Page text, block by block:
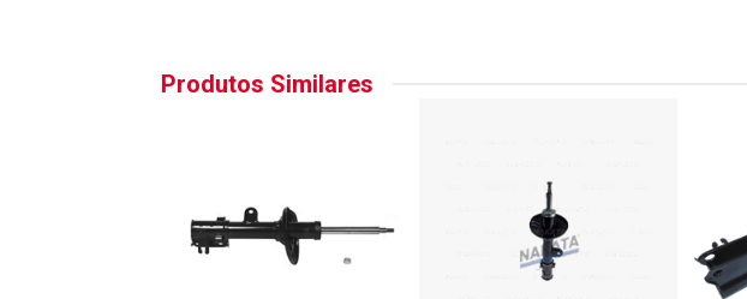
Produtos Similares